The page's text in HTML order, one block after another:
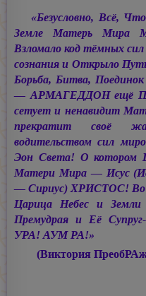
«Безусловно, Всё,
Земле Матерь Мира
Взломало код тёмных сил
сознания и Открыло
Борьба, Битва,
—АРМАГЕДДОНещё
сетует и ненавидит
прекратит своё
водительством сил
Эон Света! О котором
Матери Мира — Исус (
— Сириус) ХРИСТОС!
Царица Небес и
Премудрая и Её
УРА! АУМ РА!»
(Виктория